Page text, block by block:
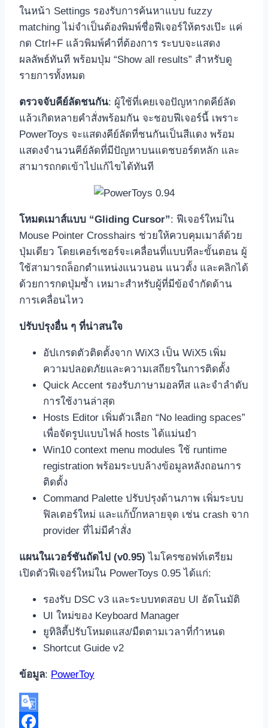
ในหน้า Settings รองรับการค้นหาแบบ fuzzy
matching ไม่จำเป็นต้องพิมพ์ชื่อฟีเจอร์ให้ตรงเป๊ะ แค่
กด Ctrl+F แล้วพิมพ์คำที่ต้องการ ระบบจะแสดง
ผลลัพธ์ทันที พร้อมปุ่ม “Show all results” สำหรับดู
รายการทั้งหมด
ตรวจจับคีย์ลัดชนกัน: ผู้ใช้ที่เคยเจอปัญหากดคีย์ลัด
แล้วเกิดหลายคำสั่งพร้อมกัน จะชอบฟีเจอร์นี้ เพราะ
PowerToys จะแสดงคีย์ลัดที่ชนกันเป็นสีแดง พร้อม
แสดงจำนวนคีย์ลัดที่มีปัญหาบนแดชบอร์ดหลัก และ
สามารถกดเข้าไปแก้ไขได้ทันที
โหมดเมาส์แบบ “Gliding Cursor”: ฟีเจอร์ใหม่ใน
Mouse Pointer Crosshairs ช่วยให้ควบคุมเมาส์ด้วย
ปุ่มเดียว โดยเคอร์เซอร์จะเคลื่อนที่แบบทีละขั้นตอน ผู้
ใช้สามารถล็อกตำแหน่งแนวนอน แนวตั้ง และคลิกได้
ด้วยการกดปุ่มซ้ำ เหมาะสำหรับผู้ที่มีข้อจำกัดด้าน
การเคลื่อนไหว
ปรับปรุงอื่น ๆ ที่น่าสนใจ
อัปเกรดตัวติดตั้งจาก WiX3 เป็น WiX5 เพิ่ม
ความปลอดภัยและความเสถียรในการติดตั้ง
Quick Accent รองรับภาษามอลทีส และจำลำดับ
การใช้งานล่าสุด
Hosts Editor เพิ่มตัวเลือก “No leading spaces”
เพื่อจัดรูปแบบไฟล์ hosts ได้แม่นยำ
Win10 context menu modules ใช้ runtime
registration พร้อมระบบล้างข้อมูลหลังถอนการ
ติดตั้ง
Command Palette ปรับปรุงด้านภาพ เพิ่มระบบ
ฟิลเตอร์ใหม่ และแก้บั๊กหลายจุด เช่น crash จาก
provider ที่ไม่มีคำสั่ง
แผนในเวอร์ชันถัดไป (v0.95) ไมโครซอฟท์เตรียม
เปิดตัวฟีเจอร์ใหม่ใน PowerToys 0.95 ได้แก่:
รองรับ DSC v3 และระบบทดสอบ UI อัตโนมัติ
UI ใหม่ของ Keyboard Manager
ยูทิลิตี้ปรับโหมดแสง/มืดตามเวลาที่กำหนด
Shortcut Guide v2
ข้อมูล: PowerToy
Google